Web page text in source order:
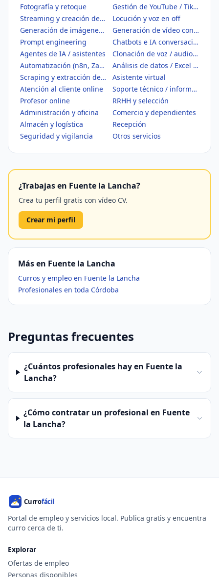
Fotografía y retoque
Gestión de YouTube / TikTok
Streaming y creación de contenido
Locución y voz en off
Generación de imágenes con IA
Generación de vídeo con IA
Prompt engineering
Chatbots e IA conversacional
Agentes de IA / asistentes
Clonación de voz / audio IA
Automatización (n8n, Zapier, Make)
Análisis de datos / Excel / BI
Scraping y extracción de datos
Asistente virtual
Atención al cliente online
Soporte técnico / informático
Profesor online
RRHH y selección
Administración y oficina
Comercio y dependientes
Almacén y logística
Recepción
Seguridad y vigilancia
Otros servicios
¿Trabajas en Fuente la Lancha?
Crea tu perfil gratis con vídeo CV.
Crear mi perfil
Más en Fuente la Lancha
Curros y empleo en Fuente la Lancha
Profesionales en toda Córdoba
Preguntas frecuentes
¿Cuántos profesionales hay en Fuente la
Lancha?
¿Cómo contratar un profesional en Fuente
la Lancha?
Portal de empleo y servicios local. Publica gratis y encuentra
curro cerca de ti.
Explorar
Ofertas de empleo
Personas disponibles